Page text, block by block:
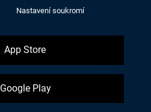
Nastavení soukromí
App Store
Google Play